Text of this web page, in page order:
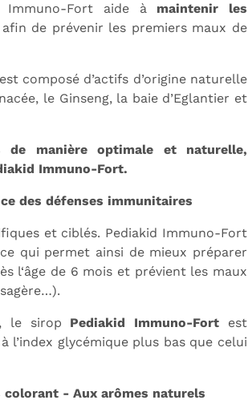
Immuno-Fort aide à maintenir les
de prévenir les premiers maux de
composé d’actifs d’origine naturelle
le Ginseng, la baie d’Eglantier et
manière optimale et naturelle,
Immuno-Fort.
des défenses immunitaires
et ciblés. Pediakid Immuno-Fort
qui permet ainsi de mieux préparer
l‘âge de 6 mois et prévient les maux
le sirop Pediakid Immuno-Fort est
l’index glycémique plus bas que celui
colorant - Aux arômes naturels